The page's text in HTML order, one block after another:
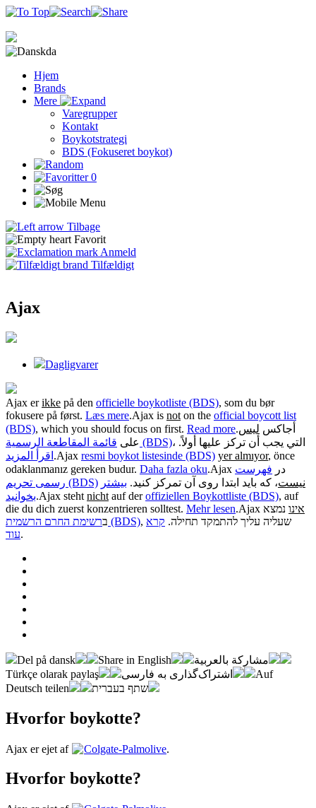
da
Hjem
Brands
Mere
Varegrupper
Kontakt
Boykotstrategi
BDS (Fokuseret boykot)
0
Tilbage
Favorit
Anmeld
Tilfældigt
Ajax
Dagligvarer
Ajax erikke på den officielle boykotliste (BDS), som du bør
fokusere på først. Læs mere.Ajax is not on the official boycott list
(BDS), which you should focus on first. Read more. أجاكس ليس
على قائمة المقاطعة الرسمية (BDS) ، التي يجب أن تركز عليها أولاً.
اقرأ المزيد .Ajax resmi boykot listesinde (BDS) yer almıyor, önce
odaklanmanız gereken budur. Daha fazla oku. Ajax در فهرست
رسمی تحریم (BDS)
نیست، که باید ابتدا روی آن تمرکز کنید. بیشتر
بخوانید.Ajax steht nicht auf deroffiziellen Boykottliste (BDS), auf
die du dich zuerst konzentrieren solltest. Mehr lesen.Ajax אינו נמצא
ב רשימת החרם הרשמית (BDS) , שעליה עליך להתמקד תחילה. קרא
עוד.
Del på dansk Share in English
مشاركة بالعربية
Türkçe olarak paylaş
اشتراک‌گذاری به فارسی
Auf
Deutsch teilen
שתף בעברית
Hvorfor boykotte?
Ajax er ejet af Colgate-Palmolive.
Hvorfor boykotte?